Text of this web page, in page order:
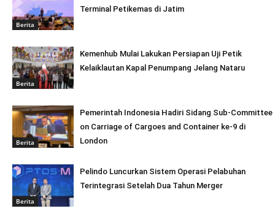
Berita
Terminal Petikemas di Jatim
Berita
Kemenhub Mulai Lakukan Persiapan Uji Petik
Kelaiklautan Kapal Penumpang Jelang Nataru
Berita
Pemerintah Indonesia Hadiri Sidang Sub-Committee
on Carriage of Cargoes and Container ke-9 di
London
Berita
Pelindo Luncurkan Sistem Operasi Pelabuhan
Terintegrasi Setelah Dua Tahun Merger